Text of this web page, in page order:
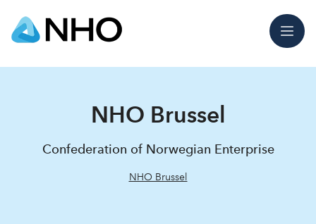
Meny
NHO Brussel
Confederation of Norwegian Enterprise
NHO Brussel